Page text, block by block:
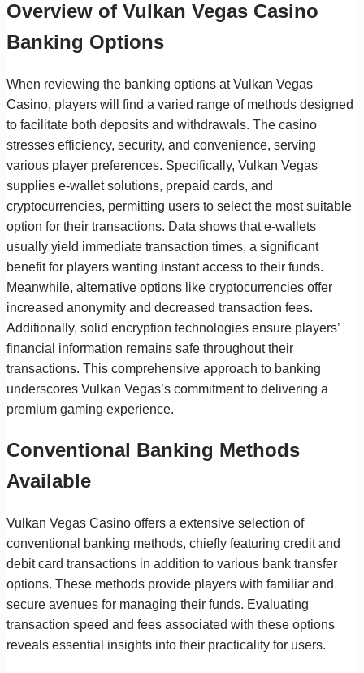
Overview of Vulkan Vegas Casino
Banking Options
When reviewing the banking options at Vulkan Vegas
Casino, players will find a varied range of methods designed
to facilitate both deposits and withdrawals. The casino
stresses efficiency, security, and convenience, serving
various player preferences. Specifically, Vulkan Vegas
supplies e-wallet solutions, prepaid cards, and
cryptocurrencies, permitting users to select the most suitable
option for their transactions. Data shows that e-wallets
usually yield immediate transaction times, a significant
benefit for players wanting instant access to their funds.
Meanwhile, alternative options like cryptocurrencies offer
increased anonymity and decreased transaction fees.
Additionally, solid encryption technologies ensure players’
financial information remains safe throughout their
transactions. This comprehensive approach to banking
underscores Vulkan Vegas’s commitment to delivering a
premium gaming experience.
Conventional Banking Methods
Available
Vulkan Vegas Casino offers a extensive selection of
conventional banking methods, chiefly featuring credit and
debit card transactions in addition to various bank transfer
options. These methods provide players with familiar and
secure avenues for managing their funds. Evaluating
transaction speed and fees associated with these options
reveals essential insights into their practicality for users.